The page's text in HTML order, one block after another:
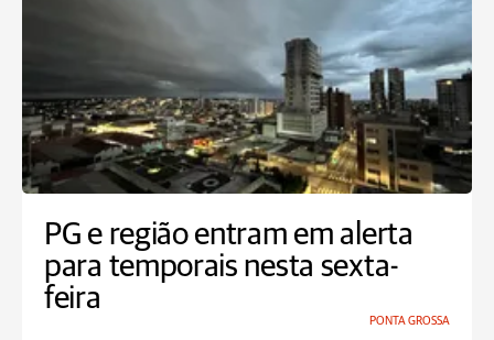
PG e região entram em alerta
para temporais nesta sexta-
feira
PONTA GROSSA